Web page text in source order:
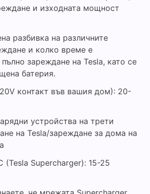
и изходната мощност
разбивка на различните
и колко време е
зареждане на Tesla, като се
батерия.
контакт във вашия дом): 20-
устройства на трети
на Tesla/зареждане за дома на
(Tesla Supercharger): 15-25